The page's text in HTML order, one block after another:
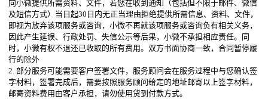
向小微提供所需资料、文件，若您在收到通知（包括但不限于邮件、微信
及短信方式）当日起30日内无正当理由拒绝提供所需信息、资料、文件，
即视为放弃该项服务或咨询，小微不再就该项服务或咨询负有相关义务，
因此产生延误、行政处罚、失信公示等后果，小微不承担相应责任。同
时，小微有权不退还已收取的所有费用。双方书面协商一致，合同暂停履
行的除外
2. 部分服务可能需要客户签署文件，服务顾问会在服务过程中与您确认签
字材料，签署完成后，需要按照服务顾问给定的地址邮寄以上签字材料，
邮寄资料费用由客户承担，请勿使用货到付款方式。